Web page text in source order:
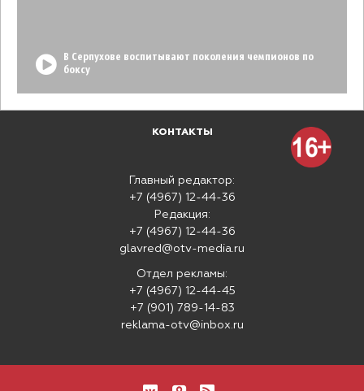
В Серпухове воспитывают поколения чемпионов по
боксу
КОНТАКТЫ
Главный редактор:
+7 (4967) 12-44-36
Редакция:
+7 (4967) 12-44-36
glavred@otv-media.ru
Отдел рекламы:
+7 (4967) 12-44-45
+7 (901) 789-14-83
reklama-otv@inbox.ru